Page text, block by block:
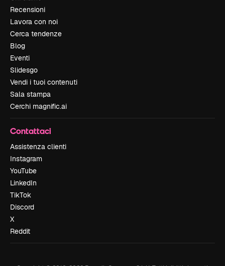
Recensioni
Lavora con noi
Cerca tendenze
Blog
Eventi
Slidesgo
Vendi i tuoi contenuti
Sala stampa
Cerchi magnific.ai
Contattaci
Assistenza clienti
Instagram
YouTube
LinkedIn
TikTok
Discord
X
Reddit